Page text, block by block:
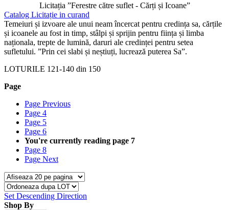
Licitația ”Ferestre către suflet - Cărți și Icoane”
Catalog Licitație in curand
Temeiuri și izvoare ale unui neam încercat pentru credința sa, cărțile
și icoanele au fost in timp, stâlpi și sprijin pentru ființa și limba
naționala, trepte de lumină, daruri ale credinței pentru setea
sufletului. ”Prin cei slabi și neștiuți, lucrează puterea Sa”.
LOTURILE 121-140 din 150
Page
Page Previous
Page 4
Page 5
Page 6
You're currently reading page 7
Page 8
Page Next
Set Descending Direction
Shop By